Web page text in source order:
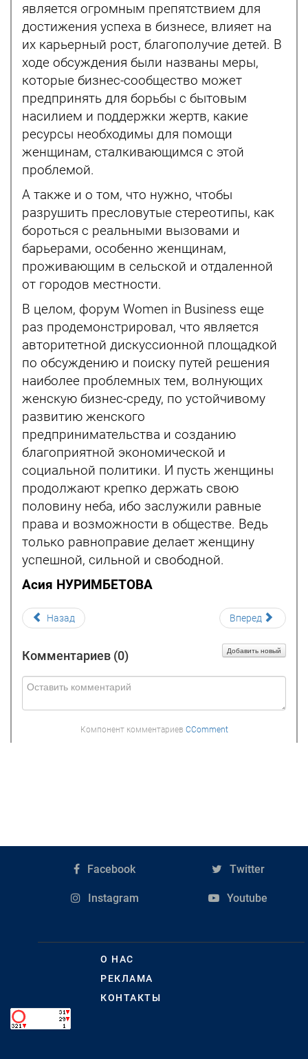
является огромным препятствием для
достижения успеха в бизнесе, влияет на
их карьерный рост, благополучие детей. В
ходе обсуждения были названы меры,
которые бизнес-сообщество может
предпринять для борьбы с бытовым
насилием и поддержки жертв, какие
ресурсы необходимы для помощи
женщинам, сталкивающимся с этой
проблемой.
А также и о том, что нужно, чтобы
разрушить пресловутые стереотипы, как
бороться с реальными вызовами и
барьерами, особенно женщинам,
проживающим в сельской и отдаленной
от городов местности.
В целом, форум Women in Business еще
раз продемонстрировал, что является
авторитетной дискуссионной площадкой
по обсуждению и поиску путей решения
наиболее проблемных тем, волнующих
женскую бизнес-среду, по устойчивому
развитию женского
предпринимательства и созданию
благоприятной экономической и
социальной политики. И пусть женщины
продолжают крепко держать свою
половину неба, ибо заслужили равные
права и возможности в обществе. Ведь
только равноправие делает женщину
успешной, сильной и свободной.
Асия НУРИМБЕТОВА
Назад Вперед
Комментариев (0) Добавить новый
Компонент комментариев CComment
Facebook Twitter
Instagram Youtube
О НАС
РЕКЛАМА
КОНТАКТЫ